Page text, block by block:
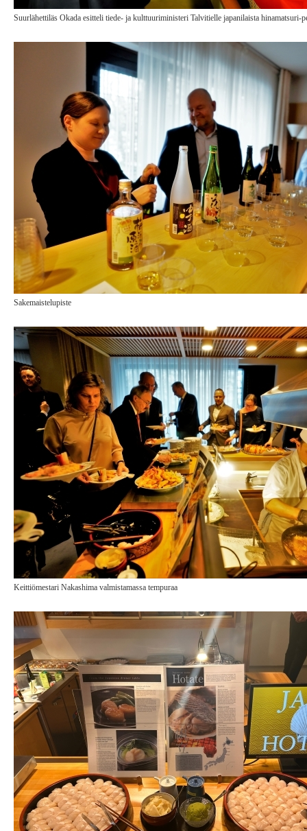
Suurlähettiläs Okada esitteli tiede- ja kulttuuriministeri Talvitielle japanilaista hinamatsuri-
Sakemaistelupiste
Keittiömestari Nakashima valmistamassa tempuraa